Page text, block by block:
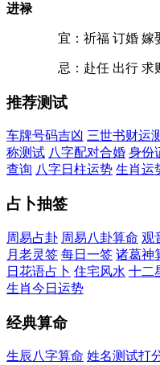
进禄
宜：祈福 订婚 嫁娶
忌：赴任 出行 求
推荐测试
车牌号码吉凶 三世书财运
称测试 八字配对合婚 身份
查询 八字日柱运势 生肖运
占卜抽签
周易占卦 周易八卦算命 观
月老灵签 每日一签 诸葛神
日花语占卜 住宅风水 十二
生肖今日运势
经典算命
生辰八字算命 姓名测试打